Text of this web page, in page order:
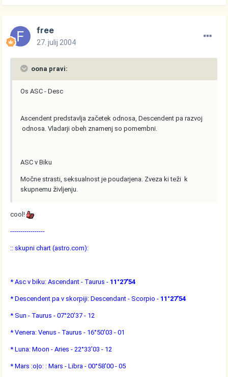
free
27. julij 2004
oona pravi:
Os ASC - Desc
Ascendent predstavlja začetek odnosa, Descendent pa razvoj
odnosa. Vladarji obeh znamenj so pomembni.
ASC v Biku
Močne strasti, seksualnost je poudarjena. Zveza ki teži k
skupnemu življenju.
cool!
-----------------
:: skupni chart (astro.com):
* Asc v biku: Ascendant - Taurus - 11°27'54
* Descendent pa v skorpiji: Descendant - Scorpio - 11°27'54
* Sun - Taurus - 07°20'37 - 12
* Venera: Venus - Taurus - 16°50'03 - 01
* Luna: Moon - Aries - 22°33'03 - 12
* Mars :o|o: : Mars - Libra - 00°58'00 - 05